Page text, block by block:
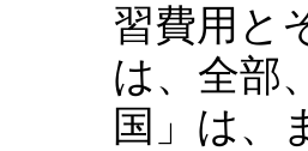
習費用と
は、全部
国」は、